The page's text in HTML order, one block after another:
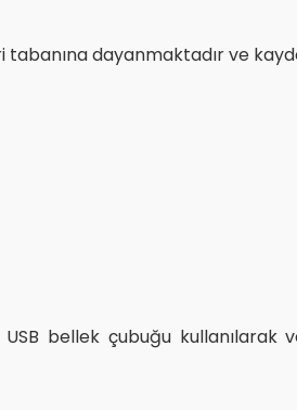
tabanına dayanmaktadır ve
bellek çubuğu kullanılarak